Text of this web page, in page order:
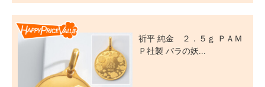
祈平 純金 ２．５ｇ ＰＡＭ
Ｐ社製 バラの妖...